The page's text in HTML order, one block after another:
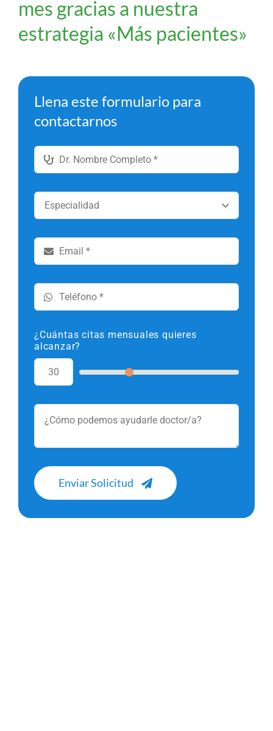
mes gracias a nuestra
estrategia «Más pacientes»
Llena este formulario para
contactarnos
¿Cuántas citas mensuales quieres
alcanzar?
Enviar Solicitud